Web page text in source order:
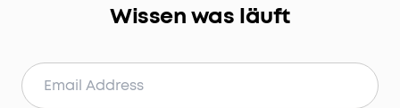
Wissen was läuft